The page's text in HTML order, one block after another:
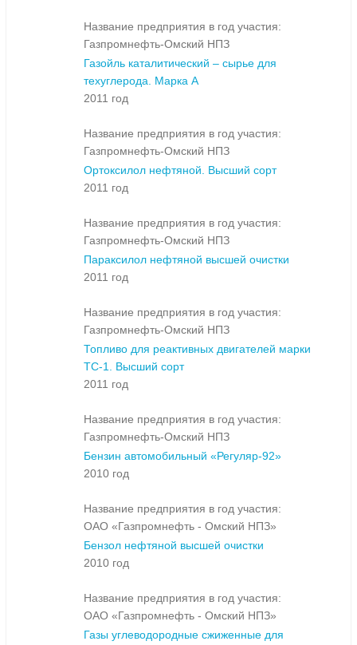
Название предприятия в год участия:
Газпромнефть-Омский НПЗ
Газойль каталитический – сырье для
техуглерода. Марка А
2011 год
Название предприятия в год участия:
Газпромнефть-Омский НПЗ
Ортоксилол нефтяной. Высший сорт
2011 год
Название предприятия в год участия:
Газпромнефть-Омский НПЗ
Параксилол нефтяной высшей очистки
2011 год
Название предприятия в год участия:
Газпромнефть-Омский НПЗ
Топливо для реактивных двигателей марки
ТС-1. Высший сорт
2011 год
Название предприятия в год участия:
Газпромнефть-Омский НПЗ
Бензин автомобильный «Регуляр-92»
2010 год
Название предприятия в год участия:
ОАО «Газпромнефть - Омский НПЗ»
Бензол нефтяной высшей очистки
2010 год
Название предприятия в год участия:
ОАО «Газпромнефть - Омский НПЗ»
Газы углеводородные сжиженные для